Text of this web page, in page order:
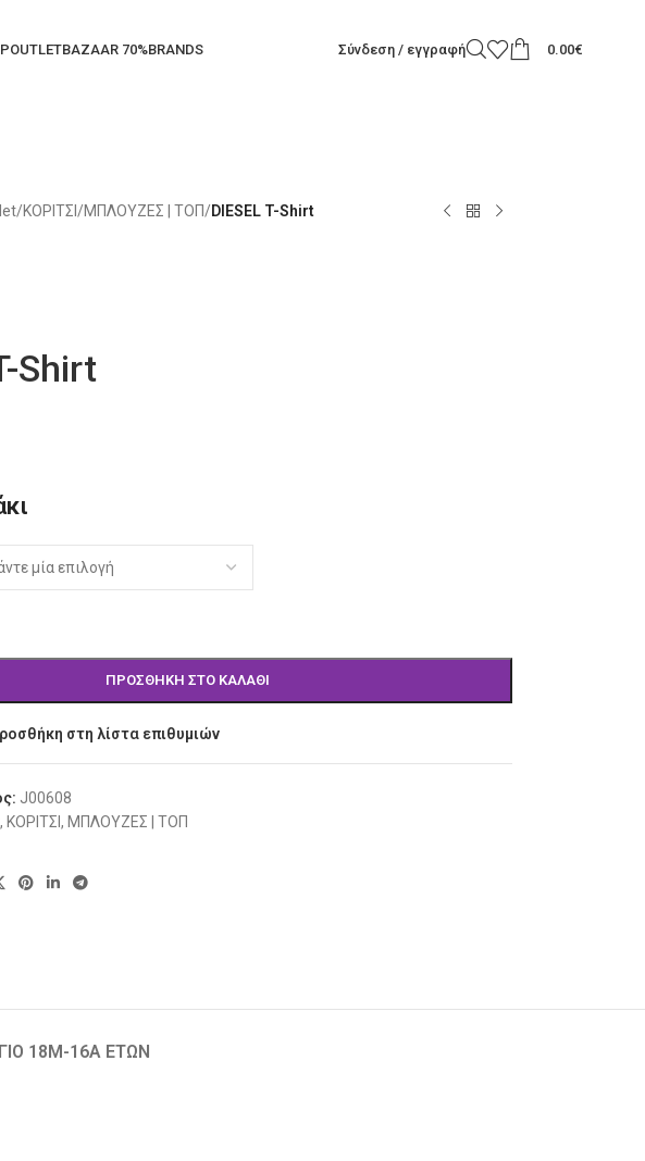
OUTLETBAZAAR 70%BRANDS Σύνδεση / εγγραφή 0.00€
/ΚΟΡΙΤΣΙ /ΜΠΛΟΥΖΕΣ | ΤΟΠ/DIESEL T-Shirt
Shirt
ΠΡΟΣΘΉΚΗ ΣΤΟ ΚΑΛΆΘΙ
στη λίστα επιθυμιών
J00608
, ΚΟΡΙΤΣΙ , ΜΠΛΟΥΖΕΣ | ΤΟΠ
18Μ-16Α ΕΤΩΝ